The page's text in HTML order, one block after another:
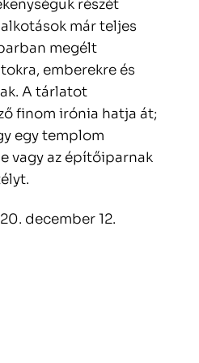
részét
már teljes
megélt
emberekre és
A tárlatot
finom irónia hatja át;
egy templom
vagy az építőiparnak
december 12.